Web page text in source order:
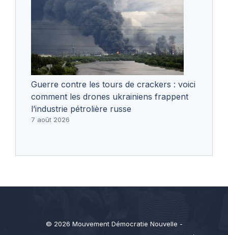
Guerre contre les tours de crackers : voici
comment les drones ukrainiens frappent
l’industrie pétrolière russe
7 août 2026
© 2026 Mouvement Démocratie Nouvelle -